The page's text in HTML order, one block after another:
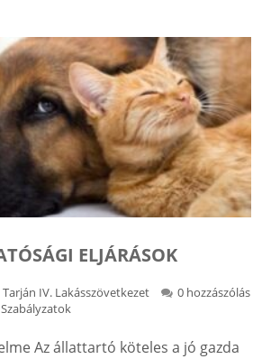
ELJÁRÁSOK
Tarján IV. Lakásszövetkezet
0 hozzászólás
Szabályzatok
Az állattartó köteles a jó gazda